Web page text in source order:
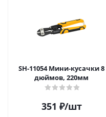
SH-11054 Мини-кусачки 8
дюймов, 220мм
351 ₽/шт